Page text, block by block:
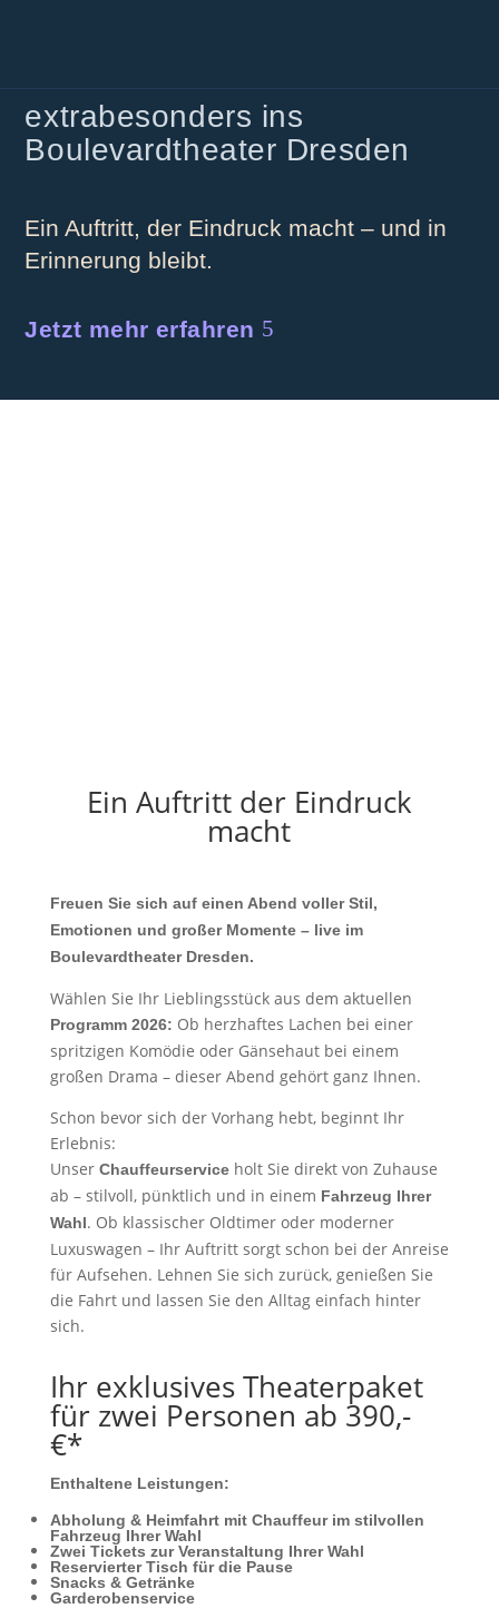
extrabesonders ins
Boulevardtheater Dresden
Ein Auftritt, der Eindruck macht – und in
Erinnerung bleibt.
Jetzt mehr erfahren
Ein Auftritt der Eindruck
macht
Freuen Sie sich auf einen Abend voller Stil,
Emotionen und großer Momente – live im
Boulevardtheater Dresden.
Wählen Sie Ihr Lieblingsstück aus dem aktuellen
Programm 2026: Ob herzhaftes Lachen bei einer
spritzigen Komödie oder Gänsehaut bei einem
großen Drama – dieser Abend gehört ganz Ihnen.
Schon bevor sich der Vorhang hebt, beginnt Ihr
Erlebnis:
Unser Chauffeurserviceholt Sie direkt von Zuhause
ab – stilvoll, pünktlich und in einem Fahrzeug Ihrer
Wahl. Ob klassischer Oldtimer oder moderner
Luxuswagen – Ihr Auftritt sorgt schon bei der Anreise
für Aufsehen. Lehnen Sie sich zurück, genießen Sie
die Fahrt und lassen Sie den Alltag einfach hinter
sich.
Ihr exklusives Theaterpaket
für zwei Personen ab 390,-
€*
Enthaltene Leistungen:
Abholung & Heimfahrt mit Chauffeur im stilvollen
Fahrzeug Ihrer Wahl
Zwei Tickets zur Veranstaltung Ihrer Wahl
Reservierter Tisch für die Pause
Snacks & Getränke
Garderobenservice